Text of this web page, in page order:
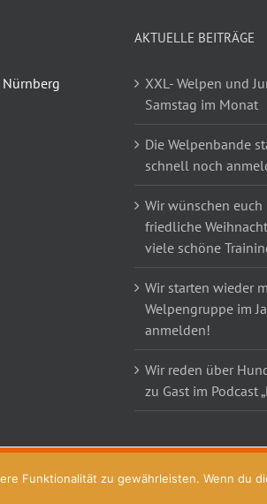
AKTUELLE BEITRÄGE
XXL- Welpen und
Samstag im Monat
Die Welpenbande
schnell noch
Wir wünschen
friedliche
viele schöne
Wir starten wieder
Welpengruppe im
anmelden!
Wir reden über
zu Gast im Podcast
Funktionalität zu gewährleisten. Wenn